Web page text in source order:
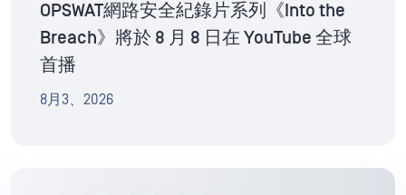
OPSWAT網路安全紀錄片系列《Into the
Breach》將於 8 月 8 日在 YouTube 全球
首播
8月3、2026